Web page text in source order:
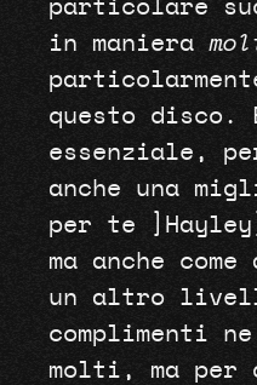
particolare
in maniera
questo disco.
essenziale,
anche una
per te
ma anche
un altro
complimenti
molti, ma per